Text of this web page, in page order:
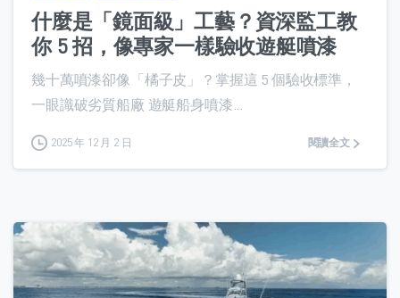
什麼是「鏡面級」工藝？資深監工教
你 5 招，像專家一樣驗收遊艇噴漆
幾十萬噴漆卻像「橘子皮」？掌握這 5 個驗收標準，
一眼識破劣質船廠 遊艇船身噴漆...
2025 年 12 月 2 日 閱讀全文